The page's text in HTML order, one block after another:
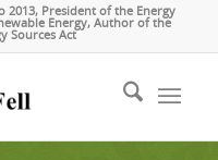
2013, President of the Energy
Energy, Author of the
Sources Act